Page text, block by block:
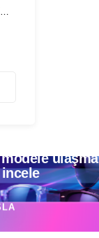
için
incele